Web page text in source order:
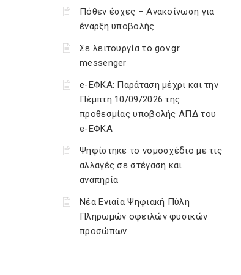
Πόθεν έσχες – Ανακοίνωση για
έναρξη υποβολής
Σε λειτουργία το gov.gr
messenger
e-ΕΦΚΑ: Παράταση μέχρι και την
Πέμπτη 10/09/2026 της
προθεσμίας υποβολής ΑΠΔ του
e-ΕΦΚΑ
Ψηφίστηκε το νομοσχέδιο με τις
αλλαγές σε στέγαση και
αναπηρία
Νέα Ενιαία Ψηφιακή Πύλη
Πληρωμών οφειλών φυσικών
προσώπων